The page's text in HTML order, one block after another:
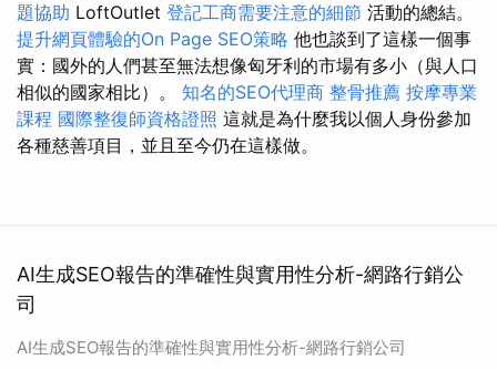
題協助 LoftOutlet 登記工商需要注意的細節 活動的總結。
提升網頁體驗的On Page SEO策略 他也談到了這樣一個事
實：國外的人們甚至無法想像匈牙利的市場有多小（與人口
相似的國家相比）。 知名的SEO代理商 整骨推薦 按摩專業
課程 國際整復師資格證照 這就是為什麼我以個人身份參加
各種慈善項目，並且至今仍在這樣做。
AI生成SEO報告的準確性與實用性分析-網路行銷公
司
AI生成SEO報告的準確性與實用性分析-網路行銷公司